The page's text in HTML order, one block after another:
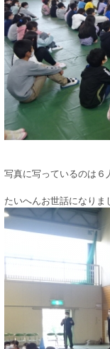
写真に写っているのは６
たいへんお世話になりま